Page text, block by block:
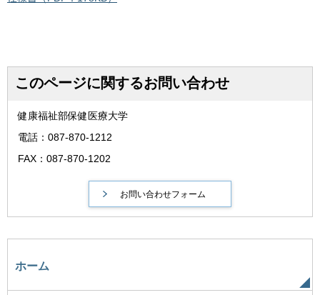
このページに関するお問い合わせ
健康福祉部保健医療大学
電話：087-870-1212
FAX：087-870-1202
ホーム